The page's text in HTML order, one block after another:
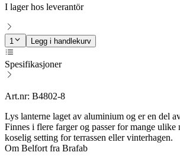
I lager hos leverantör
1 Legg i handlekurv
Spesifikasjoner
Art.nr: B4802-8
Lys lanterne laget av aluminium og er en del
Finnes i flere farger og passer for mange ulike
koselig setting for terrassen eller vinterhagen.
Om Belfort fra Brafab